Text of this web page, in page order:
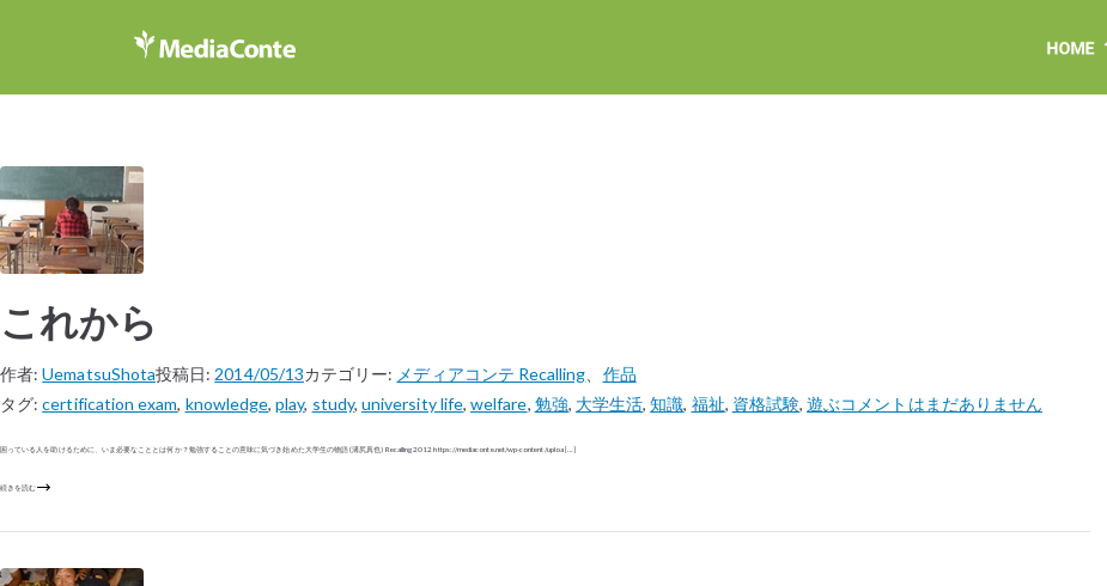
これから
作者:UematsuShota投稿日: 2014/05/13カテゴリー: メディアコンテ Recalling
作品
タグ:certification exam, knowledge,play, study, university life,welfare, 勉強, 大学生活,知識, 福祉, 資格試験,遊ぶコメントはまだありません
困っている人を助けるために、いま必要なこととは何か？勉強することの意味に気づき始めた大学生の物語 (溝尻真也) Recalling 2012 https://mediaconte.net/wp-content/uploa […]
続きを読む